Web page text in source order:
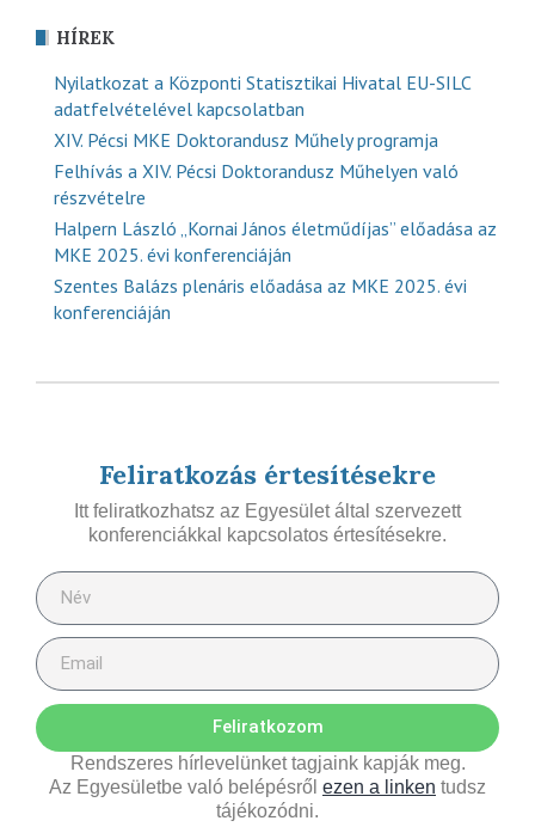
HÍREK
Nyilatkozat a Központi Statisztikai Hivatal EU-SILC
adatfelvételével kapcsolatban
XIV. Pécsi MKE Doktorandusz Műhely programja
Felhívás a XIV. Pécsi Doktorandusz Műhelyen való
részvételre
Halpern László „Kornai János életműdíjas” előadása az
MKE 2025. évi konferenciáján
Szentes Balázs plenáris előadása az MKE 2025. évi
konferenciáján
Feliratkozás értesítésekre
Itt feliratkozhatsz az Egyesület által szervezett
konferenciákkal kapcsolatos értesítésekre.
Feliratkozom
Rendszeres hírlevelünket tagjaink kapják meg.
Az Egyesületbe való belépésről ezen a linken tudsz
tájékozódni.